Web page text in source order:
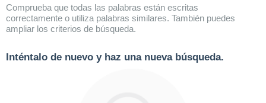
Comprueba que todas las palabras están escritas
correctamente o utiliza palabras similares. También puedes
ampliar los criterios de búsqueda.
Inténtalo de nuevo y haz una nueva búsqueda.